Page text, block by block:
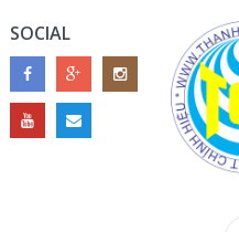
SOCIAL